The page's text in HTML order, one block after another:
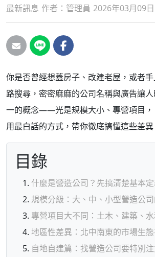
最新訊息 作者： 管理員 2026年03月09
你是否曾經想蓋房子、改建老屋，或者
路搜尋，密密麻麻的公司名稱與廣告讓
一的概念——光是規模大小、專營項目，
用最白話的方式，帶你徹底搞懂這些差
目錄
什麼是營造公司？先搞清楚基本
規模分級：大、中、小型營造公
專營項目大不同：土木、建築、
地區性差異：北中南東的市場生
自地自建篇：找營造公司要特別